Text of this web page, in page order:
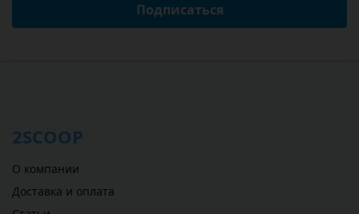
Подписаться
2SCOOP
О компании
Доставка и оплата